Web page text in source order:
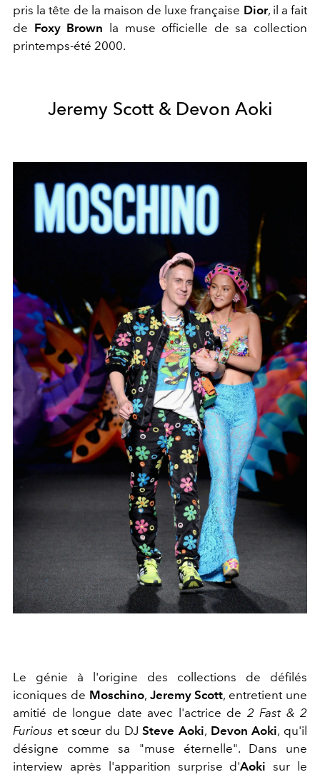
pris la tête de la maison de luxe française Dior, il a fait
de Foxy Brown la muse officielle de sa collection
printemps-été 2000.
Jeremy Scott & Devon Aoki
Le génie à l'origine des collections de défilés
iconiques de Moschino, Jeremy Scott, entretient une
amitié de longue date avec l'actrice de 2 Fast & 2
Furious et sœur du DJSteve Aoki, Devon Aoki, qu'il
désigne comme sa "muse éternelle". Dans une
interview après l'apparition surprise d'Aoki sur le